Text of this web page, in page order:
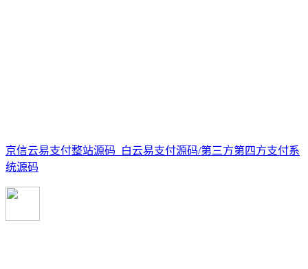
京信云易支付整站源码_白云易支付源码/第三方第四方支付系
统源码